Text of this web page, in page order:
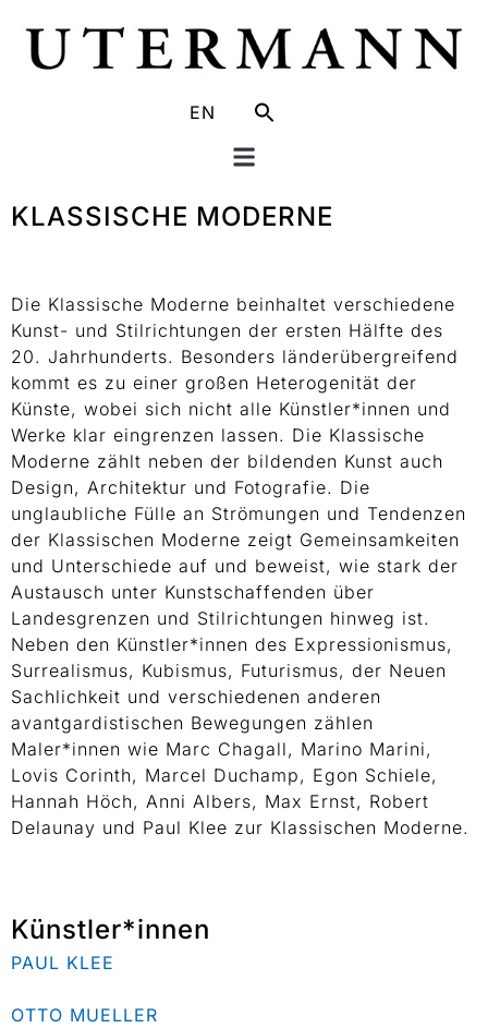
EN
KLASSISCHE MODERNE
Die Klassische Moderne beinhaltet verschiedene
Kunst- und Stilrichtungen der ersten Hälfte des
20. Jahrhunderts. Besonders länderübergreifend
kommt es zu einer großen Heterogenität der
Künste, wobei sich nicht alle Künstler*innen und
Werke klar eingrenzen lassen. Die Klassische
Moderne zählt neben der bildenden Kunst auch
Design, Architektur und Fotografie. Die
unglaubliche Fülle an Strömungen und Tendenzen
der Klassischen Moderne zeigt Gemeinsamkeiten
und Unterschiede auf und beweist, wie stark der
Austausch unter Kunstschaffenden über
Landesgrenzen und Stilrichtungen hinweg ist.
Neben den Künstler*innen des Expressionismus,
Surrealismus, Kubismus, Futurismus, der Neuen
Sachlichkeit und verschiedenen anderen
avantgardistischen Bewegungen zählen
Maler*innen wie Marc Chagall, Marino Marini,
Lovis Corinth, Marcel Duchamp, Egon Schiele,
Hannah Höch, Anni Albers, Max Ernst, Robert
Delaunay und Paul Klee zur Klassischen Moderne.
Künstler*innen
PAUL KLEE
OTTO MUELLER